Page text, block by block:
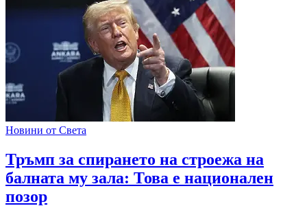
Новини от Света
Тръмп за спирането на строежа на
балната му зала: Това е национален
позор